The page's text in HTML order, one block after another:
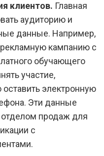
клиентов. Главная
аудиторию и
данные. Например,
кампанию с
обучающего
участие,
электронную
Эти данные
отделом продаж для
с